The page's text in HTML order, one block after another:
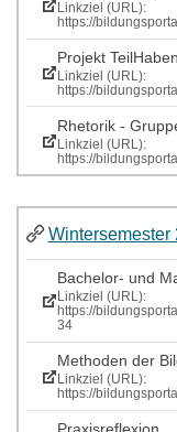
Linkziel (URL):
https://
Projekt TeilHaben
Linkziel (URL):
https://
Rhetorik -
Linkziel (URL):
https://
Wintersemester
Bachelor- und
Linkziel (URL):
https://
34
Methoden der
Linkziel (URL):
https://